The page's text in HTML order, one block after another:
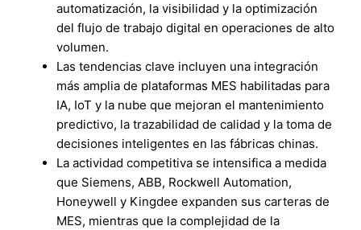
automatización, la visibilidad y la optimización
del flujo de trabajo digital en operaciones de alto
volumen.
Las tendencias clave incluyen una integración
más amplia de plataformas MES habilitadas para
IA, IoT y la nube que mejoran el mantenimiento
predictivo, la trazabilidad de calidad y la toma de
decisiones inteligentes en las fábricas chinas.
La actividad competitiva se intensifica a medida
que Siemens, ABB, Rockwell Automation,
Honeywell y Kingdee expanden sus carteras de
MES, mientras que la complejidad de la